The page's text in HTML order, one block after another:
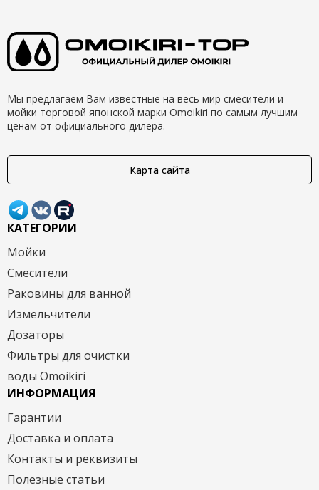
Мы предлагаем Вам известные на весь мир смесители и
мойки торговой японской марки Omoikiri по самым лучшим
ценам от официального дилера.
Карта сайта
КАТЕГОРИИ
Мойки
Смесители
Раковины для ванной
Измельчители
Дозаторы
Фильтры для очистки
воды Omoikiri
ИНФОРМАЦИЯ
Гарантии
Доставка и оплата
Контакты и реквизиты
Полезные статьи